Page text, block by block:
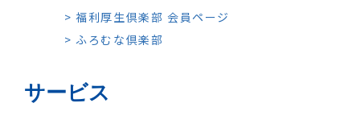
> 福利厚生倶楽部 会員ページ
> ふろむな倶楽部
サービス